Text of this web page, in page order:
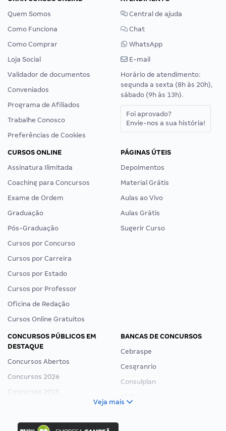
Quem Somos
Como Funciona
Como Comprar
Loja Social
Validador de documentos
Conveniados
Programa de Afiliados
Trabalhe Conosco
Preferências de Cookies
Central de ajuda
Chat
WhatsApp
E-mail
Horário de atendimento:
segunda a sexta (8h às 20h),
sábado (9h às 13h).
Foi aprovado?
Envie-nos a sua história!
CURSOS ONLINE
Assinatura Ilimitada
Coaching para Concursos
Exame de Ordem
Graduação
Pós-Graduação
Cursos por Concurso
Cursos por Carreira
Cursos por Estado
Cursos por Professor
Oficina de Redação
Cursos Online Gratuitos
PÁGINAS ÚTEIS
Depoimentos
Material Grátis
Aulas ao Vivo
Aulas Grátis
Sugerir Curso
CONCURSOS PÚBLICOS EM
DESTAQUE
Concursos Abertos
Concursos 2026
Concursos 2025
Concurso Ibama
BANCAS DE CONCURSOS
Cebraspe
Cesgranrio
Consulplan
Veja mais